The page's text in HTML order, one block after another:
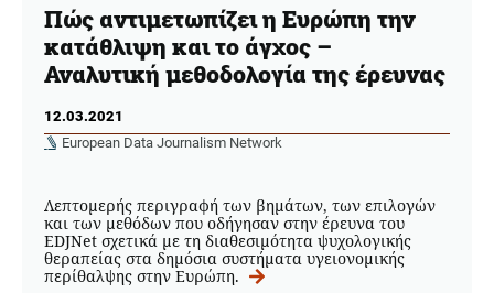
Πώς αντιμετωπίζει η Ευρώπη την
κατάθλιψη και το άγχος –
Αναλυτική μεθοδολογία της έρευνας
12.03.2021
European Data Journalism Network
Λεπτομερής περιγραφή των βημάτων, των επιλογών
και των μεθόδων που οδήγησαν στην έρευνα του
EDJNet σχετικά με τη διαθεσιμότητα ψυχολογικής
θεραπείας στα δημόσια συστήματα υγειονομικής
περίθαλψης στην Ευρώπη.